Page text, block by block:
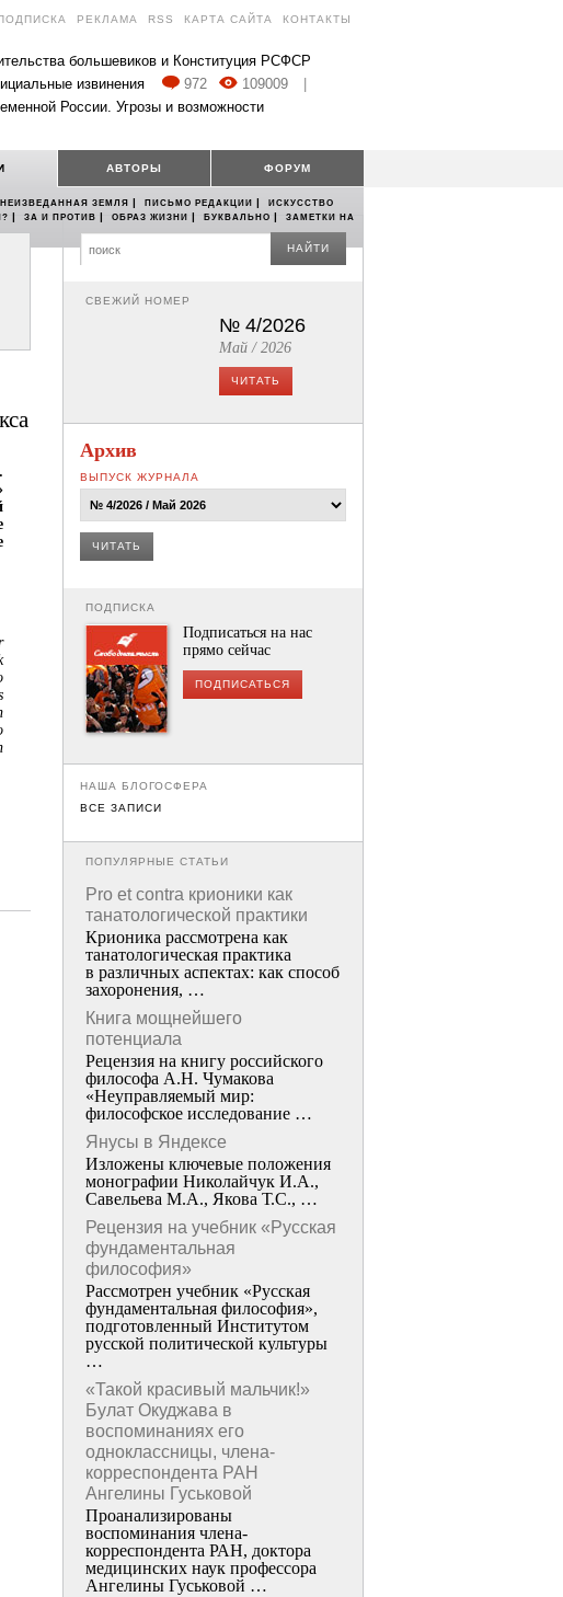
РЕКЛАМА RSS КАРТА САЙТА КОНТАКТЫ
большевиков и Конституция РСФСР
извинения 972 109009
России. Угрозы и возможности
АВТОРЫ ФОРУМ
НЕИЗВЕДАННАЯ ЗЕМЛЯ | ПИСЬМО РЕДАКЦИИ |
ИСКУССТВО
| ЗА И ПРОТИВ | ОБРАЗ ЖИЗНИ | БУКВАЛЬНО |
ЗАМЕТКИ НА
НАЙТИ
СВЕЖИЙ НОМЕР
№ 4/2026
Май / 2026
ЧИТАТЬ
Архив
ВЫПУСК ЖУРНАЛА
ЧИТАТЬ
ПОДПИСКА
Подписаться на нас
прямо сейчас
ПОДПИСАТЬСЯ
НАША БЛОГОСФЕРА
ВСЕ ЗАПИСИ
ПОПУЛЯРНЫЕ СТАТЬИ
Pro et contra крионики как
танатологической практики
Крионика рассмотрена как
танатологическая практика
в различных аспектах: как способ
захоронения, …
Книга мощнейшего
потенциала
Рецензия на книгу российского
философа А.Н. Чумакова
«Неуправляемый мир:
философское исследование …
Янусы в Яндексе
Изложены ключевые положения
монографии Николайчук И.А.,
Савельева М.А., Якова Т.С., …
Рецензия на учебник «Русская
фундаментальная
философия»
Рассмотрен учебник «Русская
фундаментальная философия»,
подготовленный Институтом
русской политической культуры
…
«Такой красивый мальчик!»
Булат Окуджава в
воспоминаниях его
одноклассницы, члена-
корреспондента РАН
Ангелины Гуськовой
Проанализированы
воспоминания члена­
корреспондента РАН, доктора
медицинских наук профессора
Ангелины Гуськовой …